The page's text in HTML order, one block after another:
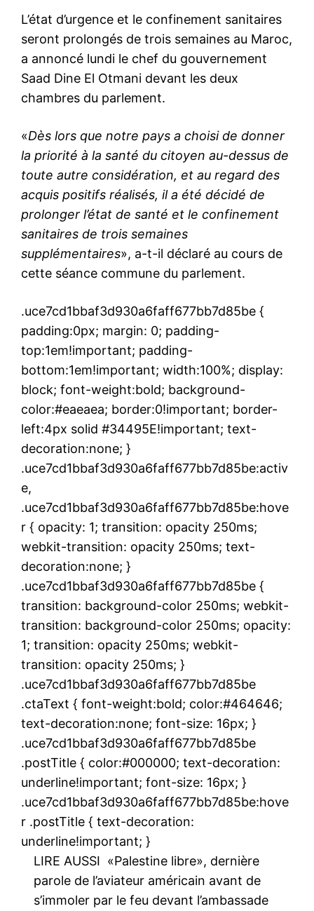
L’état d’urgence et le confinement sanitaires
seront prolongés de trois semaines au Maroc,
a annoncé lundi le chef du gouvernement
Saad Dine El Otmani devant les deux
chambres du parlement.
«Dès lors que notre pays a choisi de donner
la priorité à la santé du citoyen au-dessus de
toute autre considération, et au regard des
acquis positifs réalisés, il a été décidé de
prolonger l’état de santé et le confinement
sanitaires de trois semaines
supplémentaires», a-t-il déclaré au cours de
cette séance commune du parlement.
.uce7cd1bbaf3d930a6faff677bb7d85be {
padding:0px; margin: 0; padding-
top:1em!important; padding-
bottom:1em!important; width:100%; display:
block; font-weight:bold; background-
color:#eaeaea; border:0!important; border-
left:4px solid #34495E!important; text-
decoration:none; }
.uce7cd1bbaf3d930a6faff677bb7d85be:activ
e,
.uce7cd1bbaf3d930a6faff677bb7d85be:hove
r { opacity: 1; transition: opacity 250ms;
webkit-transition: opacity 250ms; text-
decoration:none; }
.uce7cd1bbaf3d930a6faff677bb7d85be {
transition: background-color 250ms; webkit-
transition: background-color 250ms; opacity:
1; transition: opacity 250ms; webkit-
transition: opacity 250ms; }
.uce7cd1bbaf3d930a6faff677bb7d85be
.ctaText { font-weight:bold; color:#464646;
text-decoration:none; font-size: 16px; }
.uce7cd1bbaf3d930a6faff677bb7d85be
.postTitle { color:#000000; text-decoration:
underline!important; font-size: 16px; }
.uce7cd1bbaf3d930a6faff677bb7d85be:hove
r .postTitle { text-decoration:
underline!important; }
LIRE AUSSI «Palestine libre», dernière
parole de l’aviateur américain avant de
s’immoler par le feu devant l’ambassade